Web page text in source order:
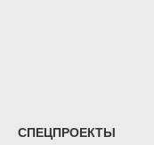
СПЕЦПРОЕКТЫ